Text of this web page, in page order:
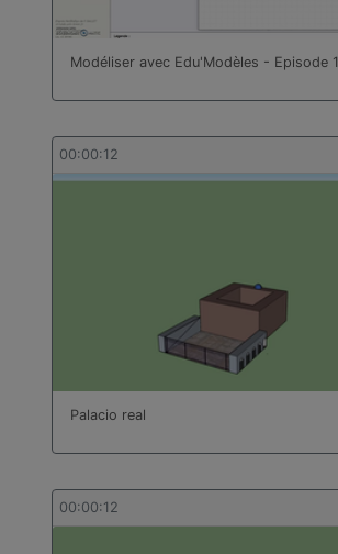
Modéliser avec Edu'Modèles - Episode 1
00:00:12
Palacio real
00:00:12